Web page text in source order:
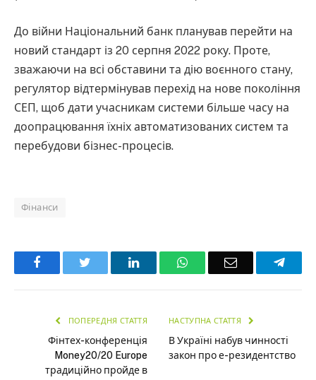
До війни Національний банк планував перейти на
новий стандарт із 20 серпня 2022 року. Проте,
зважаючи на всі обставини та дію воєнного стану,
регулятор відтермінував перехід на нове покоління
СЕП, щоб дати учасникам системи більше часу на
доопрацювання їхніх автоматизованих систем та
перебудови бізнес-процесів.
Фінанси
Facebook LinkedInWhatsAppEmail
ПОПЕРЕДНЯ СТАТТЯ
Фінтех-конференція
Money20/20 Europe
традиційно пройде в
НАСТУПНА СТАТТЯ
В Україні набув чинності
закон про е-резидентство